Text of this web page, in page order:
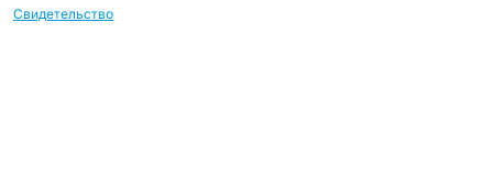
Свидетельство